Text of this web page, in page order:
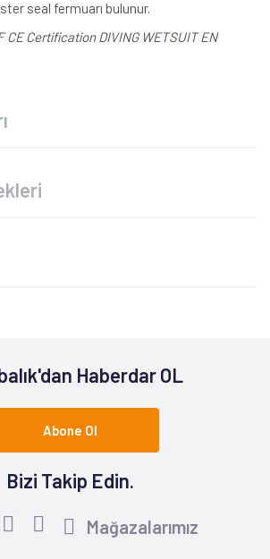
seal fermuarı bulunur.
CE Certification DIVING WETSUIT EN
Haberdar OL
Abone Ol
Bizi Takip Edin.
Mağazalarımız